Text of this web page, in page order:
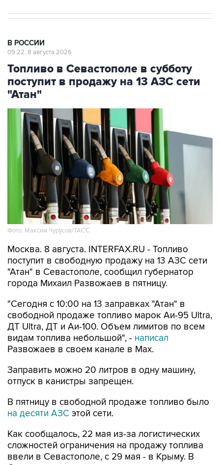
В РОССИИ
09:22, 8 августа 2026
Топливо в Севастополе в субботу
поступит в продажу на 13 АЗС сети
"Атан"
Фото: Максим Чурусов/ТАСС
Москва. 8 августа. INTERFAX.RU - Топливо
поступит в свободную продажу на 13 АЗС сети
"Атан" в Севастополе, сообщил губернатор
города Михаил Развожаев в пятницу.
"Сегодня с 10:00 на 13 заправках "Атан" в
свободной продаже топливо марок Аи-95 Ultra,
ДТ Ultra, ДТ и Аи-100. Объем лимитов по всем
видам топлива небольшой", - написал
Развожаев в своем канале в Max.
Заправить можно 20 литров в одну машину,
отпуск в канистры запрещен.
В пятницу в свободной продаже топливо было
на десяти АЗС этой сети.
Как сообщалось, 22 мая из-за логистических
сложностей ограничения на продажу топлива
ввели в Севастополе, с 29 мая - в Крыму. В